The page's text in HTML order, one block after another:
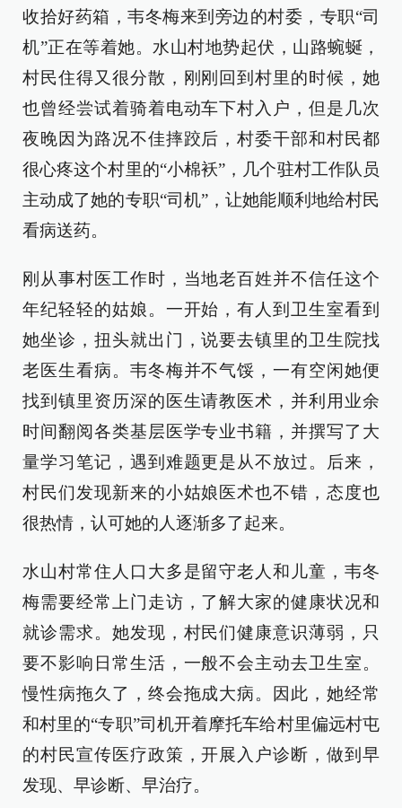
收拾好药箱，韦冬梅来到旁边的村委，专职“司
机”正在等着她。水山村地势起伏，山路蜿蜒，
村民住得又很分散，刚刚回到村里的时候，她
也曾经尝试着骑着电动车下村入户，但是几次
夜晚因为路况不佳摔跤后，村委干部和村民都
很心疼这个村里的“小棉袄”，几个驻村工作队员
主动成了她的专职“司机”，让她能顺利地给村民
看病送药。
刚从事村医工作时，当地老百姓并不信任这个
年纪轻轻的姑娘。一开始，有人到卫生室看到
她坐诊，扭头就出门，说要去镇里的卫生院找
老医生看病。韦冬梅并不气馁，一有空闲她便
找到镇里资历深的医生请教医术，并利用业余
时间翻阅各类基层医学专业书籍，并撰写了大
量学习笔记，遇到难题更是从不放过。后来，
村民们发现新来的小姑娘医术也不错，态度也
很热情，认可她的人逐渐多了起来。
水山村常住人口大多是留守老人和儿童，韦冬
梅需要经常上门走访，了解大家的健康状况和
就诊需求。她发现，村民们健康意识薄弱，只
要不影响日常生活，一般不会主动去卫生室。
慢性病拖久了，终会拖成大病。因此，她经常
和村里的“专职”司机开着摩托车给村里偏远村屯
的村民宣传医疗政策，开展入户诊断，做到早
发现、早诊断、早治疗。